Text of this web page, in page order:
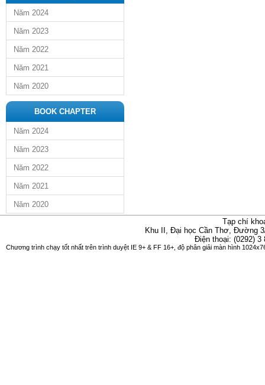
Năm 2024
Năm 2023
Năm 2022
Năm 2021
Năm 2020
BOOK CHAPTER
Năm 2024
Năm 2023
Năm 2022
Năm 2021
Năm 2020
Tạp chí
Khu II, Đại học Cần Thơ, Đường
Điện thoại: (0292)
Chương trình chạy tốt nhất trên trình duyệt IE 9+ & FF 16+, độ phân giải màn hình